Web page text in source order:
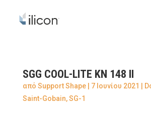
SGG COOL-LITE KN 148 II
από Support Shape| 7 Ιουνίου 2021
Saint-Gobain,SG-1